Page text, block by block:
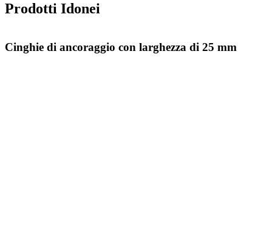
Prodotti Idonei
Cinghie di ancoraggio con larghezza di 25 mm